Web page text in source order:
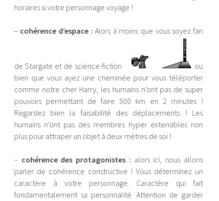
horaires si votre personnage voyage !
– cohérence d’espace :Alors à moins que vous soyez fan
de Stargate et de science-fiction
ou
bien que vous ayez une cheminée pour vous téléporter
comme notre cher Harry, les humains n’ont pas de super
pouvoirs permettant de faire 500 km en 2 minutes !
Regardez bien la faisabilité des déplacements ! Les
humains n’ont pas des membres hyper extensibles non
plus pour attraper un objet à deux mètres de soi !
– cohérence des protagonistes : alors ici, nous allons
parler de cohérence constructive ! Vous déterminez un
caractère à votre personnage. Caractère qui fait
fondamentalement sa personnalité. Attention de garder